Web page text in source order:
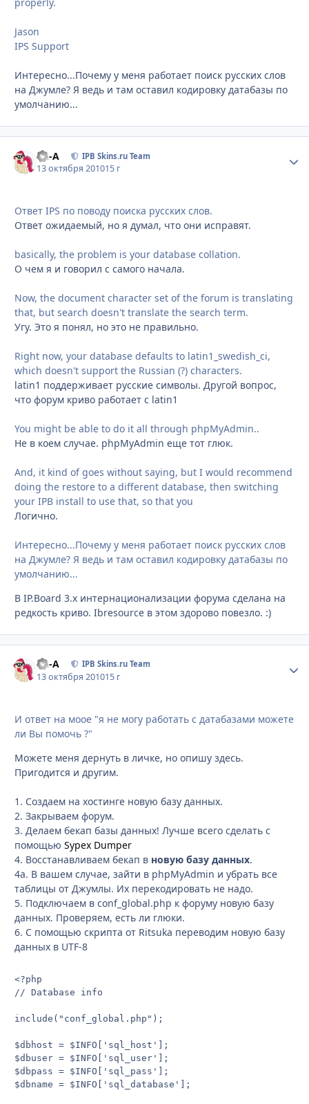
properly.
Jason
IPS Support
Интересно...Почему у меня работает поиск русских слов
на Джумле? Я ведь и там оставил кодировку датабазы по
умолчанию...
Ph-A IPB Skins.ru Team
13 октября 201015 г
Ответ IPS по поводу поиска русских слов.
Ответ ожидаемый, но я думал, что они исправят.
basically, the problem is your database collation.
О чем я и говорил с самого начала.
Now, the document character set of the forum is translating
that, but search doesn't translate the search term.
Угу. Это я понял, но это не правильно.
Right now, your database defaults to latin1_swedish_ci,
which doesn't support the Russian (?) characters.
latin1 поддерживает русские символы. Другой вопрос,
что форум криво работает с latin1
You might be able to do it all through phpMyAdmin..
Не в коем случае. phpMyAdmin еще тот глюк.
And, it kind of goes without saying, but I would recommend
doing the restore to a different database, then switching
your IPB install to use that, so that you
Логично.
Интересно...Почему у меня работает поиск русских слов
на Джумле? Я ведь и там оставил кодировку датабазы по
умолчанию...
В IP.Board 3.x интернационализации форума сделана на
редкость криво. Ibresource в этом здорово повезло. :)
Ph-A IPB Skins.ru Team
13 октября 201015 г
И ответ на моое "я не могу работать с датабазами можете
ли Вы помочь ?"
Можете меня дернуть в личке, но опишу здесь.
Пригодится и другим.
1. Создаем на хостинге новую базу данных.
2. Закрываем форум.
3. Делаем бекап базы данных! Лучше всего сделать с
помощью Sypex Dumper
4. Восстанавливаем бекап в новую базу данных.
4а. В вашем случае, зайти в phpMyAdmin и убрать все
таблицы от Джумлы. Их перекодировать не надо.
5. Подключаем в conf_global.php к форуму новую базу
данных. Проверяем, есть ли глюки.
6. С помощью скрипта от Ritsuka переводим новую базу
данных в UTF-8
<?php
// Database info
include("conf_global.php");
$dbhost = $INFO['sql_host'];
$dbuser = $INFO['sql_user'];
$dbpass = $INFO['sql_pass'];
$dbname = $INFO['sql_database'];